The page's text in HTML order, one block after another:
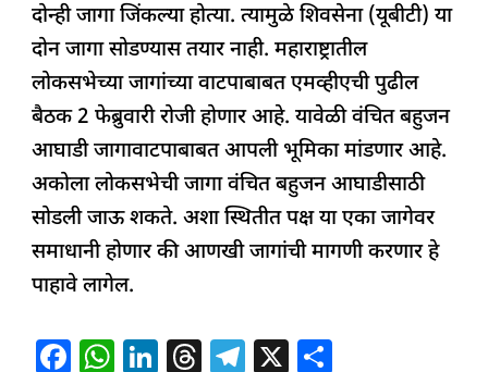
दोन्ही जागा जिंकल्या होत्या. त्यामुळे शिवसेना (यूबीटी) या
दोन जागा सोडण्यास तयार नाही. महाराष्ट्रातील
लोकसभेच्या जागांच्या वाटपाबाबत एमव्हीएची पुढील
बैठक 2 फेब्रुवारी रोजी होणार आहे. यावेळी वंचित बहुजन
आघाडी जागावाटपाबाबत आपली भूमिका मांडणार आहे.
अकोला लोकसभेची जागा वंचित बहुजन आघाडीसाठी
सोडली जाऊ शकते. अशा स्थितीत पक्ष या एका जागेवर
समाधानी होणार की आणखी जागांची मागणी करणार हे
पाहावे लागेल.
F W Li T T X